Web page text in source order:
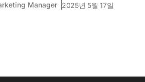
Manager 2025년 5월 17일